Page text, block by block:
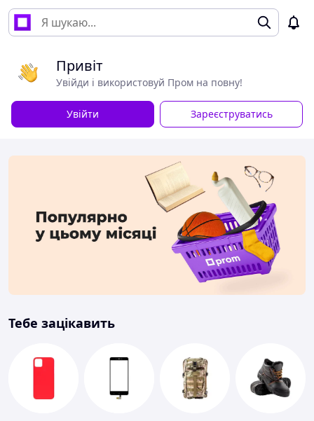
Привіт
Увійди і використовуй Пром на повну!
Увійти Зареєструватись
Тебе зацікавить